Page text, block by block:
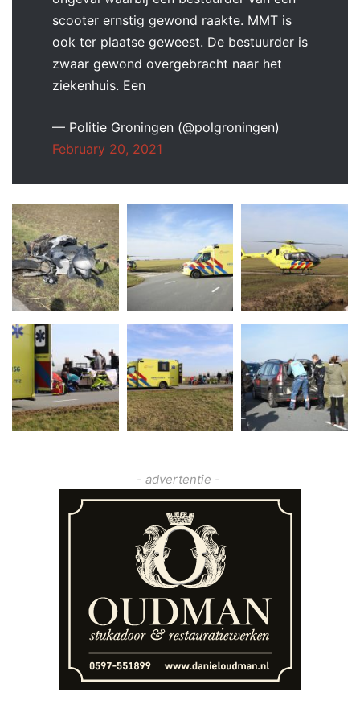
scooter ernstig gewond raakte. MMT is
ook ter plaatse geweest. De bestuurder is
zwaar gewond overgebracht naar het
ziekenhuis. Een
— Politie Groningen (@polgroningen)
February 20, 2021
- advertentie -